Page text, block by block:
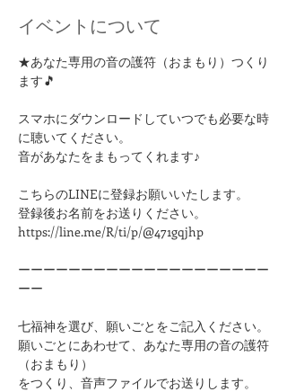
イベントについて
★あなた専用の音の護符（おまもり）つくり
ます🎵
スマホにダウンロードしていつでも必要な時
に聴いてください。
音があなたをまもってくれます♪
こちらのLINEに登録お願いいたします。
登録後お名前をお送りください。
https://line.me/R/ti/p/@471gqjhp
ーーーーーーーーーーーーーーーーーーーー
ーー
七福神を選び、願いごとをご記入ください。
願いごとにあわせて、あなた専用の音の護符
（おまもり）
をつくり、音声ファイルでお送りします。